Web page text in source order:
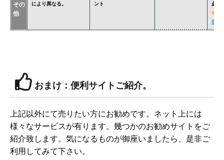
その
他
により異なる。
ント
必要
※
価格
おまけ：便利サイトご紹介。
上記以外にて売りたい方にお勧めです。ネット上には
様々なサービスが有ります。幾つかのお勧めサイトをご
紹介致します。気になるものが御座いましたら、是非ご
利用してみて下さい。